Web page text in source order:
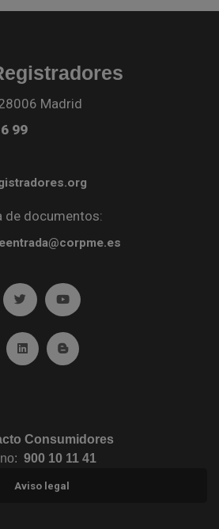
Madrid
99
de documentos:
facebook (abre en ventana nueva)
Ir a twitter (abre en ventana nueva)
Ir a YouTube (abre en
Flickr (abre en ventana nueva)
Ir a Linkedin (abre en ventana nueva)
Ir al Blog (abre en ventana
Instagram (abre en ventana nueva)
Consumidores
900 10 11 41
Aviso legal